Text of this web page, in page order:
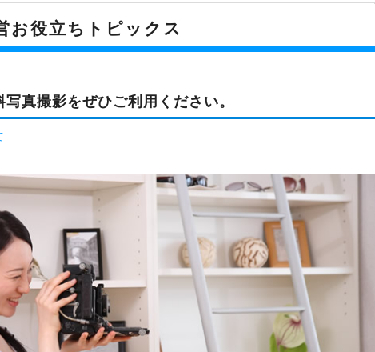
お役立ちトピックス
真撮影をぜひご利用ください。